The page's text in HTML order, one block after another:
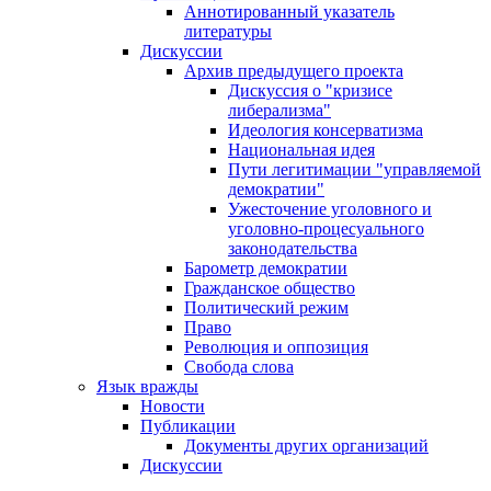
Аннотированный указатель
литературы
Дискуссии
Архив предыдущего проекта
Дискуссия о "кризисе
либерализма"
Идеология консерватизма
Национальная идея
Пути легитимации "управляемой
демократии"
Ужесточение уголовного и
уголовно-процесуального
законодательства
Барометр демократии
Гражданское общество
Политический режим
Право
Революция и оппозиция
Свобода слова
Язык вражды
Новости
Публикации
Документы других организаций
Дискуссии